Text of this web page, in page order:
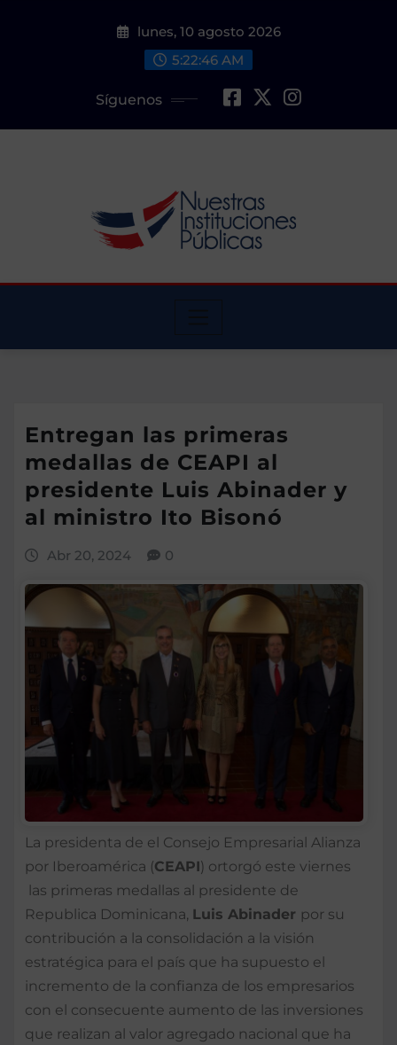
lunes, 10 agosto 2026
5:22:47 AM
Síguenos
Entregan las primeras
medallas de CEAPI al
presidente Luis Abinader y
al ministro Ito Bisonó
Abr 20, 2024 0
La presidenta de el Consejo Empresarial Alianza
por Iberoamérica (CEAPI) ortorgó este viernes
las primeras medallas al presidente de
Republica Dominicana, Luis Abinader por su
contribución a la consolidación a la visión
estratégica para el país que ha supuesto el
incremento de la confianza de los empresarios
con el consecuente aumento de las inversiones
que realizan al valor agregado nacional que ha